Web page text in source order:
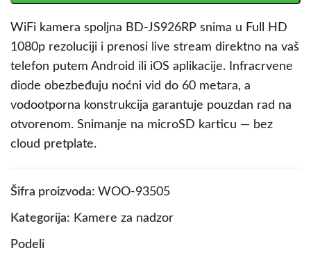
WiFi kamera spoljna BD-JS926RP snima u Full HD
1080p rezoluciji i prenosi live stream direktno na vaš
telefon putem Android ili iOS aplikacije. Infracrvene
diode obezbeđuju noćni vid do 60 metara, a
vodootporna konstrukcija garantuje pouzdan rad na
otvorenom. Snimanje na microSD karticu — bez
cloud pretplate.
Šifra proizvoda: WOO-93505
Kategorija: Kamere za nadzor
Podeli